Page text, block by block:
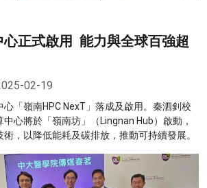
正式啟用 能力與全球百強超
02-19
「嶺南HPC NexT」落成及啟用。秦泗釗校
心將於「嶺南坊」（Lingnan Hub）啟動，
，以降低能耗及碳排放，推動可持續發展。